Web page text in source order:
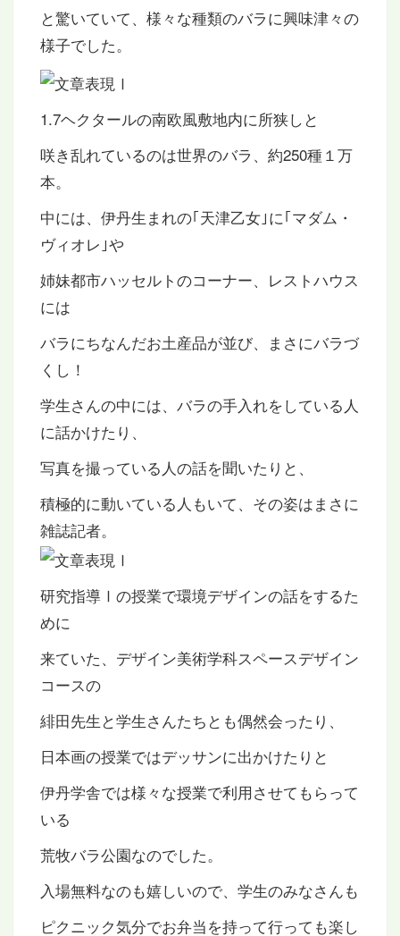
と驚いていて、様々な種類のバラに興味津々の
様子でした。
1.7ヘクタールの南欧風敷地内に所狭しと
咲き乱れているのは世界のバラ、約250種１万
本。
中には、伊丹生まれの｢天津乙女｣に｢マダム・
ヴィオレ｣や
姉妹都市ハッセルトのコーナー、レストハウス
には
バラにちなんだお土産品が並び、まさにバラづ
くし！
学生さんの中には、バラの手入れをしている人
に話かけたり、
写真を撮っている人の話を聞いたりと、
積極的に動いている人もいて、その姿はまさに
雑誌記者。
研究指導Ⅰの授業で環境デザインの話をするた
めに
来ていた、デザイン美術学科スペースデザイン
コースの
緋田先生と学生さんたちとも偶然会ったり、
日本画の授業ではデッサンに出かけたりと
伊丹学舎では様々な授業で利用させてもらって
いる
荒牧バラ公園なのでした。
入場無料なのも嬉しいので、学生のみなさんも
ピクニック気分でお弁当を持って行っても楽し